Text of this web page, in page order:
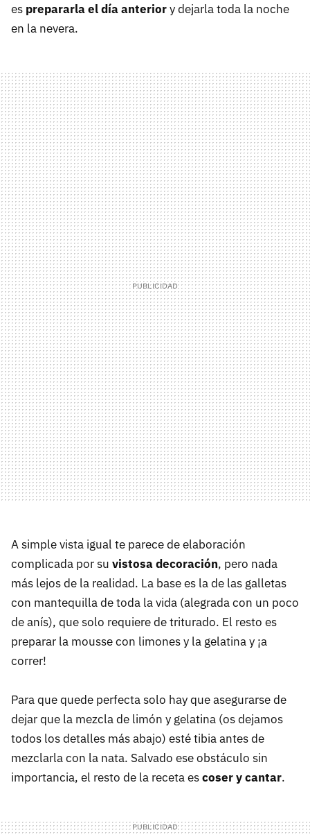
es prepararla el día anteriory dejarla toda la noche
en la nevera.
A simple vista igual te parece de elaboración
complicada por su vistosa decoración, pero nada
más lejos de la realidad. La base es la de las galletas
con mantequilla de toda la vida (alegrada con un poco
de anís), que solo requiere de triturado. El resto es
preparar la mousse con limones y la gelatina y ¡a
correr!
Para que quede perfecta solo hay que asegurarse de
dejar que la mezcla de limón y gelatina (os dejamos
todos los detalles más abajo) esté tibia antes de
mezclarla con la nata. Salvado ese obstáculo sin
importancia, el resto de la receta escoser y cantar.